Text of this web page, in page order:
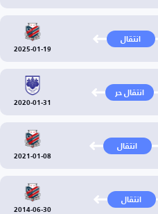
انتقال
2025-01-19
انتقال حر
2020-01-31
انتقال
2021-01-08
انتقال
2014-06-30